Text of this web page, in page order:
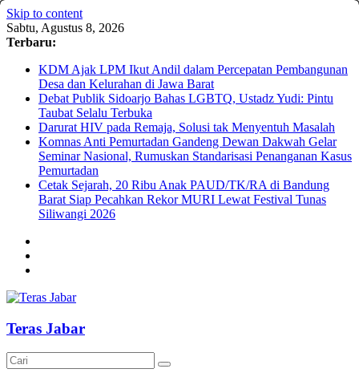
Skip to content
Sabtu, Agustus 8, 2026
Terbaru:
KDM Ajak LPM Ikut Andil dalam Percepatan Pembangunan
Desa dan Kelurahan di Jawa Barat
Debat Publik Sidoarjo Bahas LGBTQ, Ustadz Yudi: Pintu
Taubat Selalu Terbuka
Darurat HIV pada Remaja, Solusi tak Menyentuh Masalah
Komnas Anti Pemurtadan Gandeng Dewan Dakwah Gelar
Seminar Nasional, Rumuskan Standarisasi Penanganan Kasus
Pemurtadan
Cetak Sejarah, 20 Ribu Anak PAUD/TK/RA di Bandung
Barat Siap Pecahkan Rekor MURI Lewat Festival Tunas
Siliwangi 2026
Teras Jabar